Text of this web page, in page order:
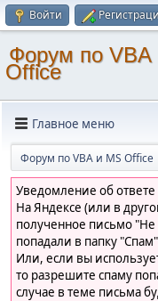
Войти
Форум по VBA
Office
Главное меню
Форум по VBA и MS Office
Уведомление об
На Яндексе (или в
полученное письмо
попадали в папку
Или, если вы
то разрешите спаму
случае в теме письма